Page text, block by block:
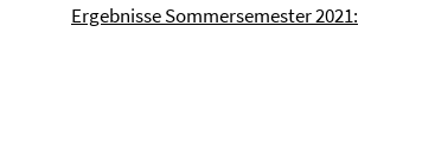
Ergebnisse Sommersemester 2021: